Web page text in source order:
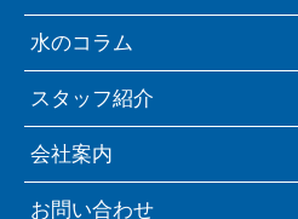
水のコラム
スタッフ紹介
会社案内
お問い合わせ